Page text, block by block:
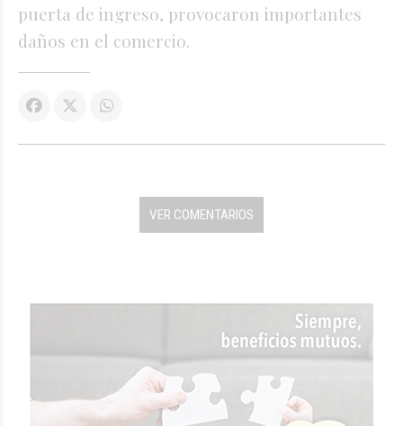
puerta de ingreso, provocaron importantes
daños en el comercio.
VER COMENTARIOS